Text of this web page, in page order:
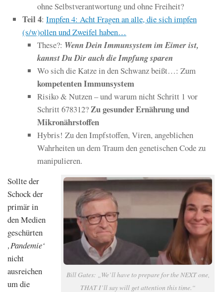
ohne Selbstverantwortung und ohne Freiheit?
Teil 4: Impfen 4: Acht Fragen an alle, die sich impfen
(s/w)ollen und Zweifel haben…
These?: Wenn Dein Immunsystem im Eimer ist,
kannst Du Dir auch die Impfung sparen
Wo sich die Katze in den Schwanz beißt…: Zum
kompetenten Immunsystem
Risiko & Nutzen – und warum nicht Schritt 1 vor
Schritt 678312?Zu gesunder Ernährung und
Mikronährstoffen
Hybris! Zu den Impfstoffen, Viren, angeblichen
Wahrheiten un dem Traum den genetischen Code zu
manipulieren.
Bill Gates: „We’ll have to prepare for the NEXT one,
THAT I’ll say will get attention this time.“
Sollte der
Schock der
primär in
den Medien
geschürten
‚Pandemie‘
nicht
ausreichen
um die